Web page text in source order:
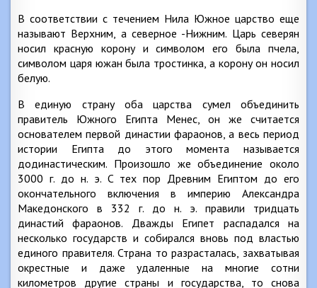
В соответствии с течением Нила Южное царство еще
называют Верхним, а северное -Нижним. Царь северян
носил красную корону и символом его была пчела,
символом царя южан была тростинка, а корону он носил
белую.
В единую страну оба царства сумел объединить
правитель Южного Египта Менес, он же считается
основателем первой династии фараонов, а весь период
истории Египта до этого момента называется
додинастическим. Произошло же объединение около
3000 г. до н. э. С тех пор Древним Египтом до его
окончательного включения в империю Александра
Македонского в 332 г. до н. э. правили тридцать
династий фараонов. Дважды Египет распадался на
несколько государств и собирался вновь под властью
единого правителя. Страна то разрасталась, захватывая
окрестные и даже удаленные на многие сотни
километров другие страны и государства, то снова